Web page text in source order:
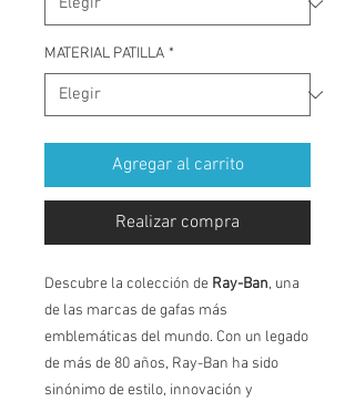
MATERIAL PATILLA *
Agregar al carrito
Realizar compra
Descubre la colección de Ray-Ban, una
de las marcas de gafas más
emblemáticas del mundo. Con un legado
de más de 80 años, Ray-Ban ha sido
sinónimo de estilo, innovación y